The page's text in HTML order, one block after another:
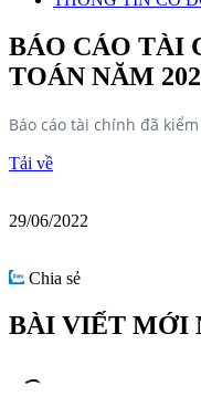
BÁO CÁO TÀI
TOÁN NĂM
Báo cáo tài chính đã
Tải về
29/06/2022
Chia sẻ
BÀI VIẾT MỚI